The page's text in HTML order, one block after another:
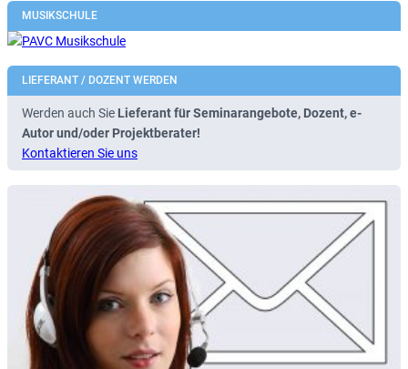
MUSIKSCHULE
LIEFERANT / DOZENT WERDEN
Werden auch Sie Lieferant für Seminarangebote, Dozent, e-
Autor und/oder Projektberater!
Kontaktieren Sie uns